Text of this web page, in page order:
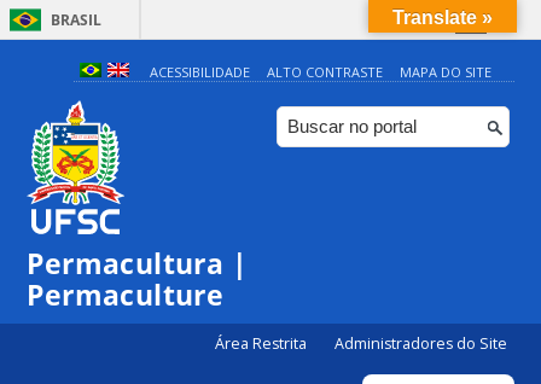
BRASIL
Simplifique!
Comunica BR
Participe
ACESSIBILIDADE ALTO CONTRASTE MAPA DO SITE
Permacultura |
Permaculture
Área Restrita Administradores do Site
Translate »